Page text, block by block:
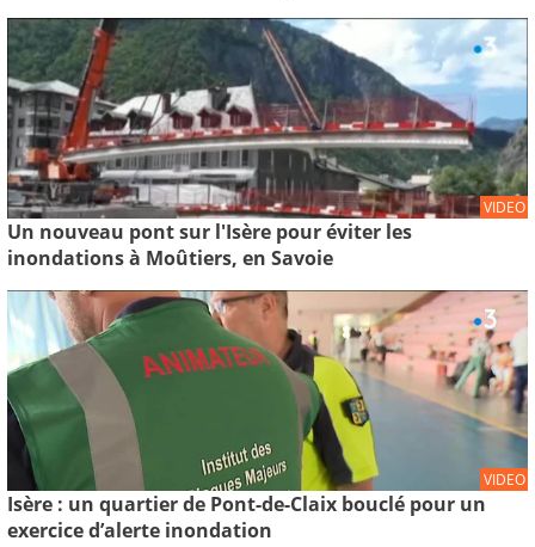
VIDEO
Un nouveau pont sur l'Isère pour éviter les
inondations à Moûtiers, en Savoie
VIDEO
Isère : un quartier de Pont-de-Claix bouclé pour un
exercice d’alerte inondation